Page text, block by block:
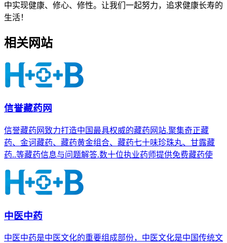
中实现健康、修心、修性。让我们一起努力，追求健康长寿的
生活！
相关网站
信誉藏药网
信誉藏药网致力打造中国最具权威的藏药网站.聚集奇正藏
药、金诃藏药、藏药黄金组合、藏药七十味珍珠丸、甘露藏
药..等藏药信息与问题解答.数十位执业药师提供免费藏药使
中医中药
中医中药是中医文化的重要组成部份，中医文化是中国传统文